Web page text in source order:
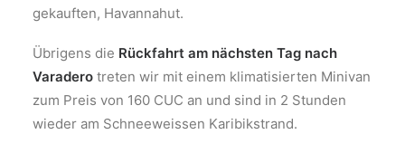
gekauften, Havannahut.
Übrigens die Rückfahrt am nächsten Tag nach
Varadero treten wir mit einem klimatisierten Minivan
zum Preis von 160 CUC an und sind in 2 Stunden
wieder am Schneeweissen Karibikstrand.